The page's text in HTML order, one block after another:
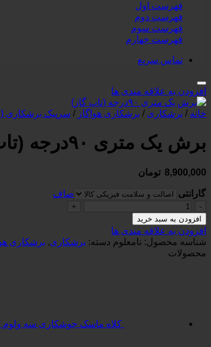
فهرست اول
فهرست دوم
فهرست سوم
فهرست چهارم
تماس سریع
افزودن به علاقه مندی ها
خانه / برشکاری / برشکاری هواگاز / سرپیک برشکاری
برش یک متری ۹۰درجه (تاپ گاز)
8,900,000 تومان
گارانتی
صاف
برش
یک
متری
۹۰درجه
(تاپ
گاز)
افزودن به سبد خرید
افزودن به علاقه مندی ها
شناسه محصول: نامعلوم دسته: برشکاری, برشکاری
محصولات
کلاه ماسک جوشکاری سه ولوم